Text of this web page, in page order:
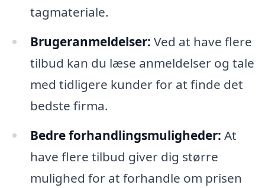
tagmateriale.
Brugeranmeldelser: Ved at have flere
tilbud kan du læse anmeldelser og tale
med tidligere kunder for at finde det
bedste firma.
Bedre forhandlingsmuligheder: At
have flere tilbud giver dig større
mulighed for at forhandle om prisen